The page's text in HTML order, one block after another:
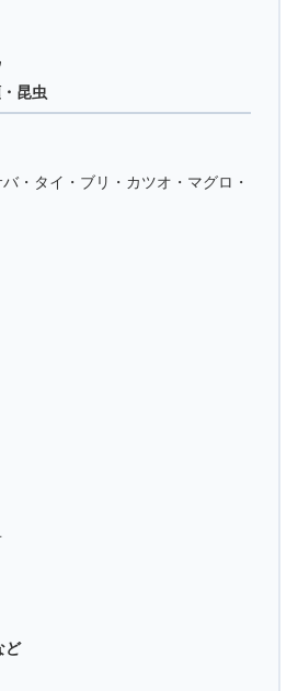
昆虫
・タイ・ブリ・カツオ・マグロ・
ど